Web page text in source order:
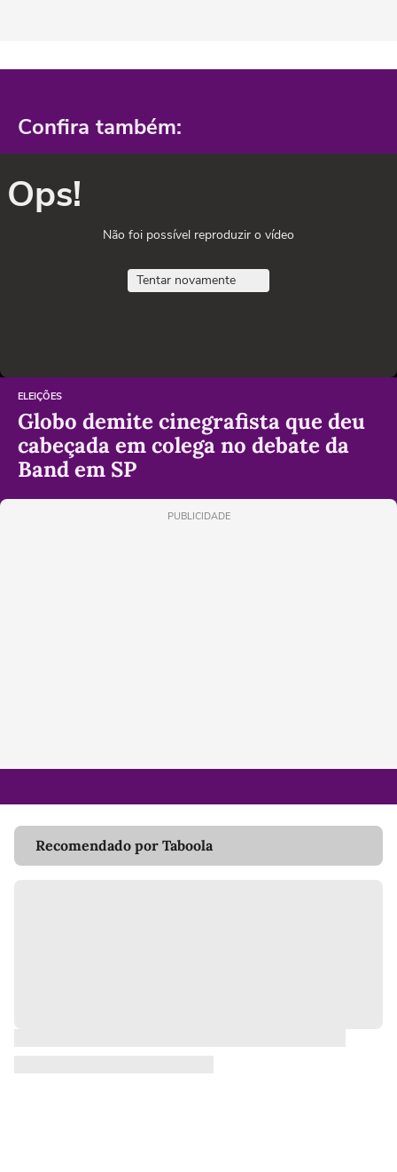
Confira também:
Ops!
Não foi possível reproduzir o vídeo
Tentar novamente
ELEIÇÕES
Globo demite cinegrafista que deu
cabeçada em colega no debate da
Band em SP
PUBLICIDADE
Recomendado por Taboola